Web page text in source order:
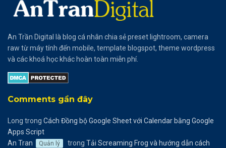
An Trần Digital là blog cá nhân chia sẻ preset lightroom, camera
raw từ máy tính đến mobile, template blogspot, theme wordpress
và các khoá học khác hoàn toàn miễn phí.
Comments gần đây
Long trong Cách Đồng bộ Google Sheet với Calendar bằng Google
Apps Script
An Tran
Quản lý trong Tải Screaming Frog và hướng dẫn cách